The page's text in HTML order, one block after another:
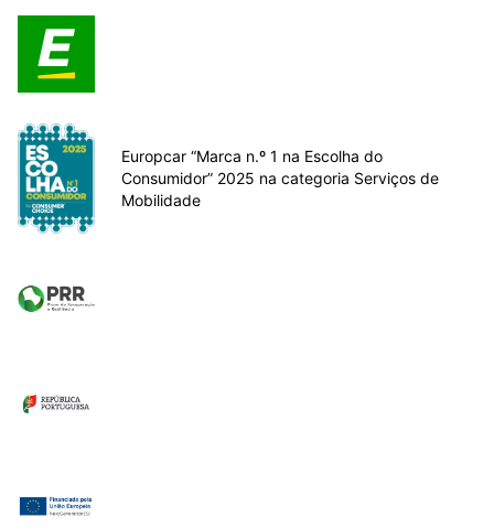
Europcar “Marca n.º 1 na Escolha do
Consumidor” 2025 na categoria Serviços de
Mobilidade